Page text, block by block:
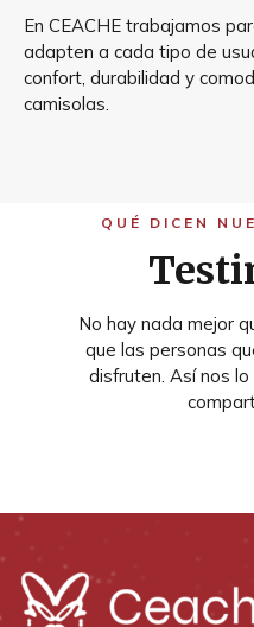
En CEACHE trabajamos
adapten a cada tipo de
confort, durabilidad y
camisolas.
QUÉ DICEN
No hay nada mejor
que las personas
disfruten. Así nos